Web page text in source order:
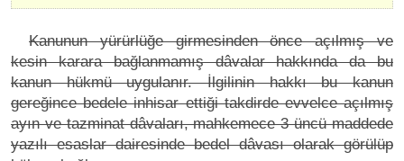
Kanunun yürürlüğe girmesinden önce açılmış ve
kesin karara bağlanmamış dâvalar hakkında da bu
kanun hükmü uygulanır. İlgilinin hakkı bu kanun
gereğince bedele inhisar ettiği takdirde evvelce açılmış
ayın ve tazminat dâvaları, mahkemece 3 üncü maddede
yazılı esaslar dairesinde bedel dâvası olarak görülüp